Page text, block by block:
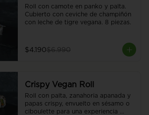
Roll con camote en panko y palta.
Cubierto con ceviche de champiñón
con leche de tigre vegana. 8 piezas.
$4.190$6.990
Crispy Vegan Roll
Roll con palta, zanahoria apanada y
papas crispy, envuelto en sésamo o
ciboulette para una experiencia